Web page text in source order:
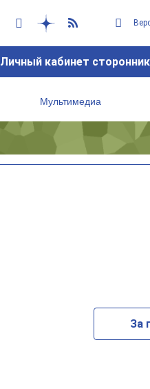
Личный кабинет
Мультимедиа
За